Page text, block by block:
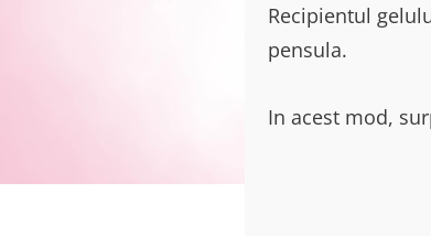
Recipientul
pensula.
In acest mod,